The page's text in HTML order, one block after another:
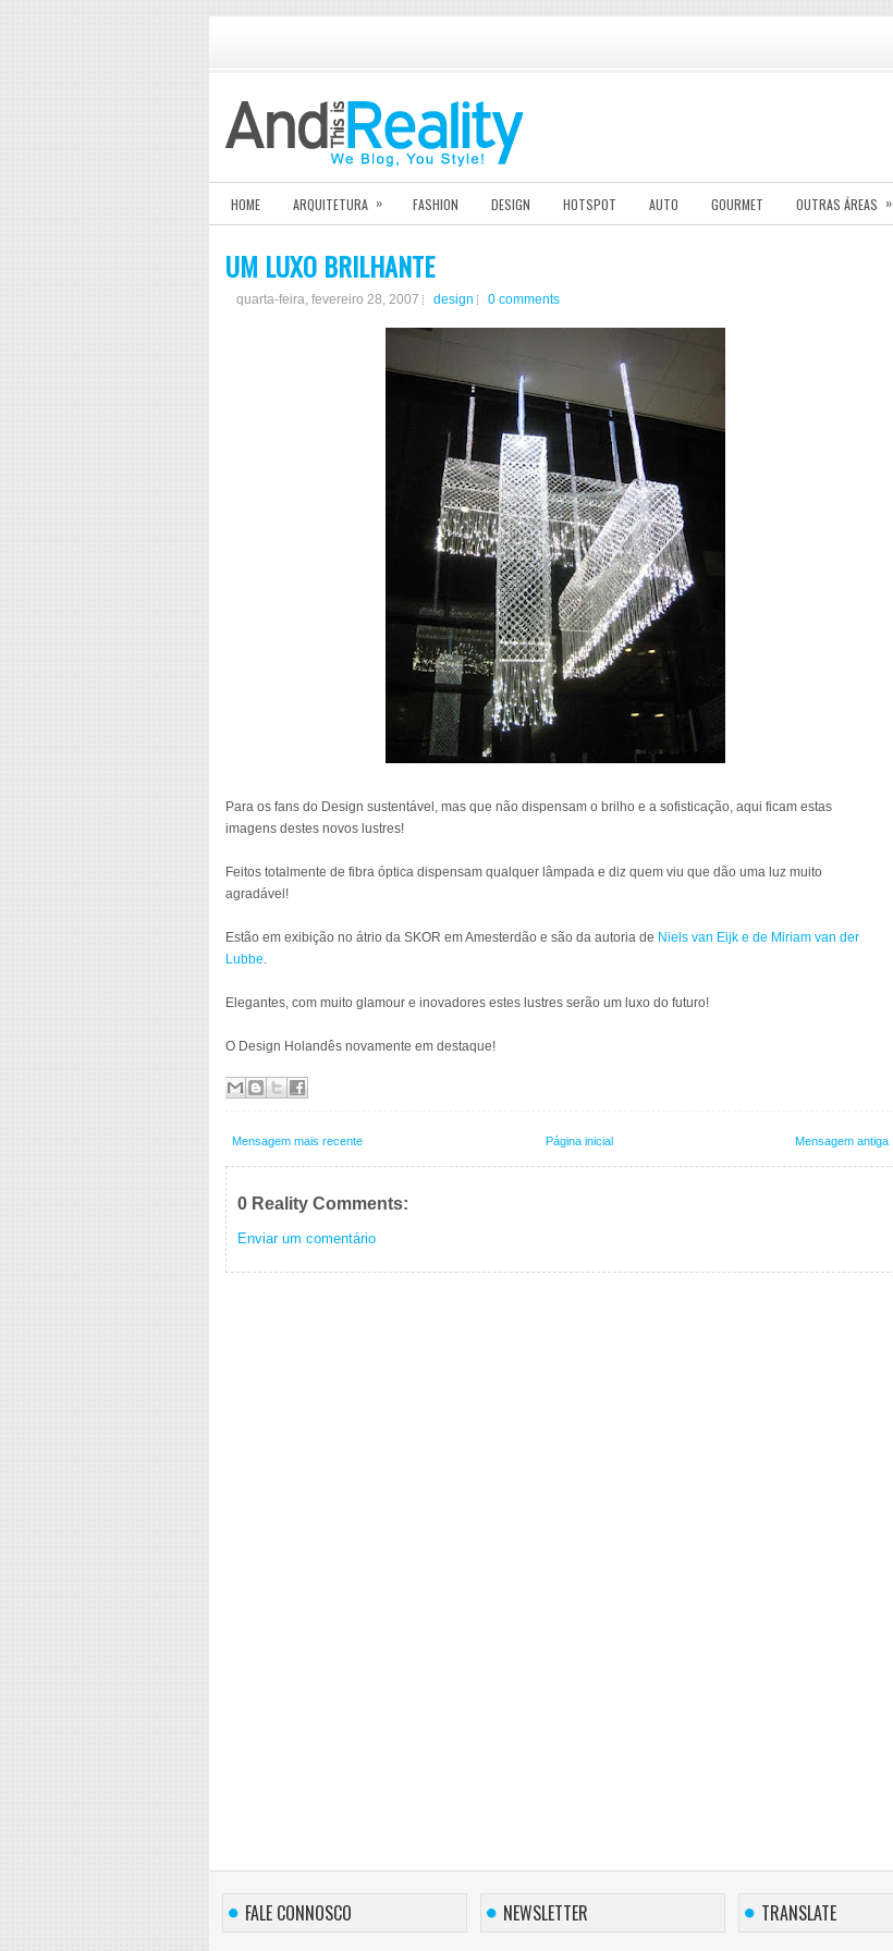
HOME ARQUITETURA » FASHION DESIGN HOTSPOT AUTO GOURMET OUTRAS ÁREAS »
UM LUXO BRILHANTE
quarta-feira, fevereiro 28, 2007 design 0 comments
Para os fans do Design sustentável, mas que não dispensam o brilho e a sofisticação, aqui ficam estas
imagens destes novos lustres!
Feitos totalmente de fibra óptica dispensam qualquer lâmpada e diz quem viu que dão uma luz muito
agradável!
Estão em exibição no átrio da SKOR em Amesterdão e são da autoria de Niels van Eijk e de Miriam van der
Lubbe.
Elegantes, com muito glamour e inovadores estes lustres serão um luxo do futuro!
O Design Holandês novamente em destaque!
Mensagem mais recente Mensagem antiga
Página inicial
0 Reality Comments:
Enviar um comentário
FALE CONNOSCO NEWSLETTER TRANSLATE